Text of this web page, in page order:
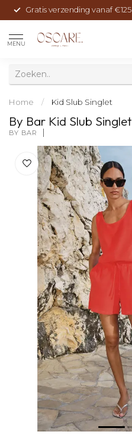
Gratis verzending vanaf €125
MENU
Home / Kid Slub Singlet
By Bar Kid Slub Singlet
BY BAR